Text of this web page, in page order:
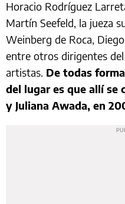
Horacio Rodríguez
Martín Seefeld, la jueza
Weinberg de Roca,
entre otros dirigentes
artistas. De todas
del lugar es que allí se
y Juliana Awada, en